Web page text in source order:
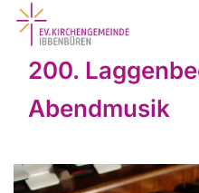
200.
Abendmusik